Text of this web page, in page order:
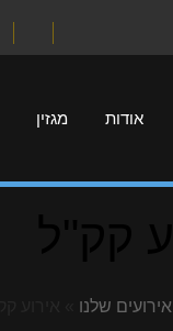
אודות מגזין
שלנו